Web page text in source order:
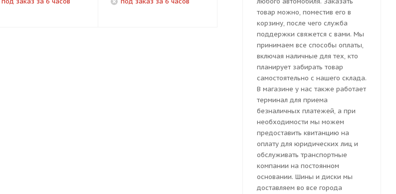
товар можно, поместив его в
корзину, после чего служба
поддержки свяжется с вами. Мы
принимаем все способы оплаты,
включая наличные для тех, кто
планирует забирать товар
самостоятельно с нашего склада.
В магазине у нас также работает
терминал для приема
безналичных платежей, а при
необходимости мы можем
предоставить квитанцию на
оплату для юридических лиц и
обслуживать транспортные
компании на постоянном
основании. Шины и диски мы
доставляем во все города